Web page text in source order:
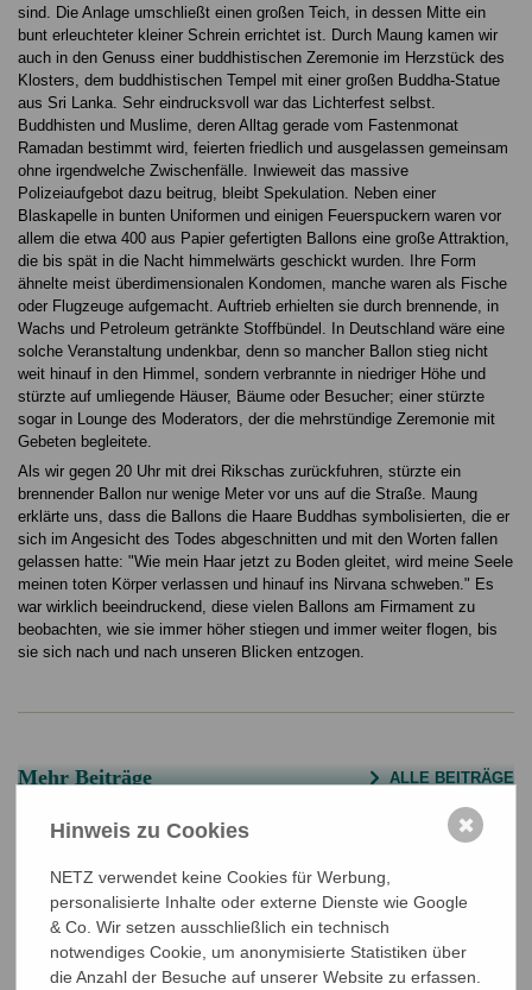
sind. Die Anlage umschließt einen großen Teich, in dessen Mitte ein
bunt erleuchteter kleiner Schrein errichtet ist. Durch Maung kamen wir
auch in den Genuss einer buddhistischen Zeremonie im Herzstück des
Klosters, dem buddhistischen Tempel mit einer großen Buddha-Statue
aus Sri Lanka. Sehr eindrucksvoll war das Lichterfest selbst.
Buddhisten und Muslime, deren Alltag gerade vom Fastenmonat
Ramadan bestimmt wird, feierten friedlich und ausgelassen gemeinsam
ohne irgendwelche Zwischenfälle. Inwieweit das massive
Polizeiaufgebot dazu beitrug, bleibt Spekulation. Neben einer
Blaskapelle in bunten Uniformen und einigen Feuerspuckern waren vor
allem die etwa 400 aus Papier gefertigten Ballons eine große Attraktion,
die bis spät in die Nacht himmelwärts geschickt wurden. Ihre Form
ähnelte meist überdimensionalen Kondomen, manche waren als Fische
oder Flugzeuge aufgemacht. Auftrieb erhielten sie durch brennende, in
Wachs und Petroleum getränkte Stoffbündel. In Deutschland wäre eine
solche Veranstaltung undenkbar, denn so mancher Ballon stieg nicht
weit hinauf in den Himmel, sondern verbrannte in niedriger Höhe und
stürzte auf umliegende Häuser, Bäume oder Besucher; einer stürzte
sogar in Lounge des Moderators, der die mehrstündige Zeremonie mit
Gebeten begleitete.
Als wir gegen 20 Uhr mit drei Rikschas zurückfuhren, stürzte ein
brennender Ballon nur wenige Meter vor uns auf die Straße. Maung
erklärte uns, dass die Ballons die Haare Buddhas symbolisierten, die er
sich im Angesicht des Todes abgeschnitten und mit den Worten fallen
gelassen hatte: "Wie mein Haar jetzt zu Boden gleitet, wird meine Seele
meinen toten Körper verlassen und hinauf ins Nirvana schweben." Es
war wirklich beeindruckend, diese vielen Ballons am Firmament zu
beobachten, wie sie immer höher stiegen und immer weiter flogen, bis
sie sich nach und nach unseren Blicken entzogen.
Mehr Beiträge ALLE BEITRÄGE
Vernetzen, Austauschen
How They Stop It!
Menschenwürde im Ausverkauf – NETZ
protestiert gegen Kürzungen in der
Entwicklungszusammenarbeit
Hinweis zu Cookies
NETZ verwendet keine Cookies für Werbung,
personalisierte Inhalte oder externe Dienste wie Google
& Co. Wir setzen ausschließlich ein technisch
notwendiges Cookie, um anonymisierte Statistiken über
die Anzahl der Besuche auf unserer Website zu erfassen.
✖